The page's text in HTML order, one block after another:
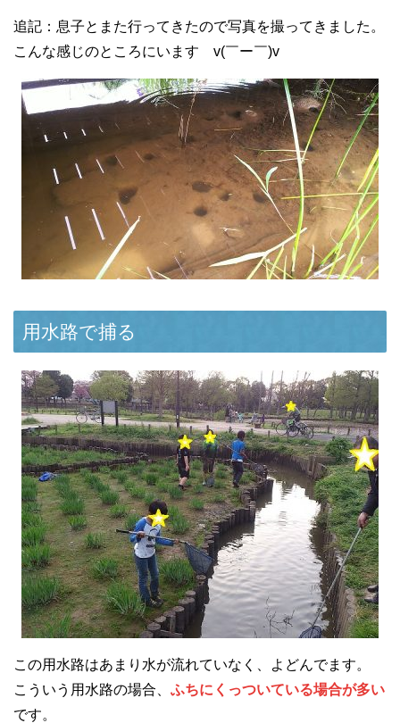
追記：息子とまた行ってきたので写真を撮ってきました。
こんな感じのところにいます v(￣ー￣)v
用水路で捕る
この用水路はあまり水が流れていなく、よどんでます。
こういう用水路の場合、 ふちにくっついている場合が多い
です。